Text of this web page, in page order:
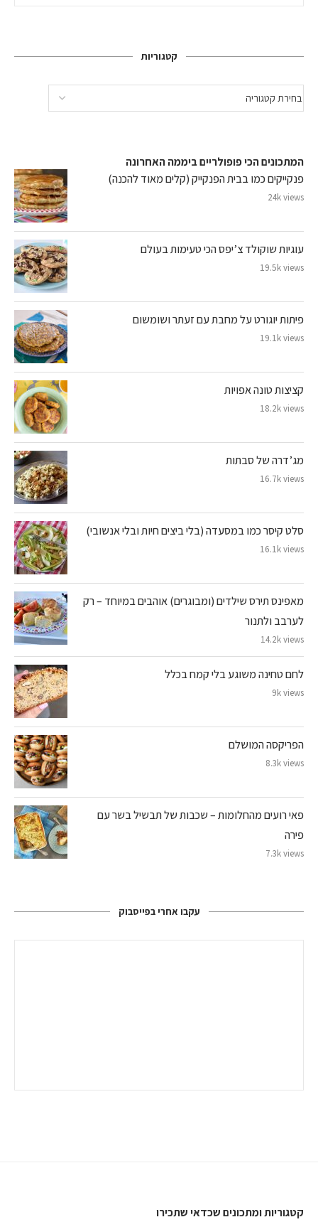
קטגוריות
המתכונים הכי פופולריים ביממה האחרונה
פנקייקים כמו בבית הפנקייק (קלים מאוד להכנה)
24k views
עוגיות שוקולד צ’יפס הכי טעימות בעולם
19.5k views
פיתות יוגורט על מחבת עם זעתר ושומשום
19.1k views
קציצות טונה אפויות
18.2k views
מג’דרה של סבתות
16.7k views
סלט קיסר כמו במסעדה (בלי ביצים חיות ובלי אנשובי)
16.1k views
מאפינס תירס שילדים (ומבוגרים) אוהבים במיוחד – רק
לערבב ולתנור
14.2k views
לחם טחינה משוגע בלי קמח בכלל
9k views
הפריקסה המושלם
8.3k views
פאי רועים מהחלומות – שכבות של תבשיל בשר עם
פירה
7.3k views
עקבו אחרי בפייסבוק
קטגוריות ומתכונים שכדאי שתכירו